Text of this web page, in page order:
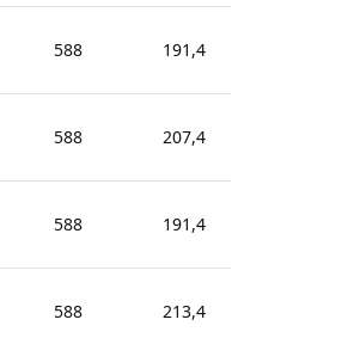
588 191,4
588 207,4
588 191,4
588 213,4